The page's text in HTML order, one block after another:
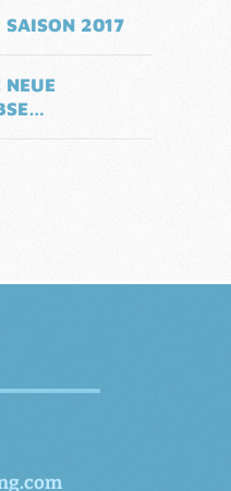
SAISON 2017